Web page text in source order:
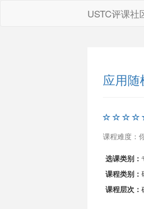
USTC评课社
应用随
课程难度：
选课类别：
课程类别：
课程层次：